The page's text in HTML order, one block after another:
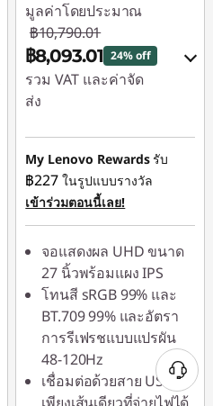
มูลค่าโดยประมาณ
฿10,790.01
฿8,093.01 24% off
รวม VAT และค่าจัด
ส่ง
ประหยัดทันที :-
฿1,079.00
หรือ
การประหยัด
-
฿2,697.00
*Savings cannot be
combined
ใช้ eCoupon :
88SALETH
My Lenovo Rewardsรับ
฿227 ในรูปแบบรางวัล
เข้าร่วมตอนนี้เลย!
จอแสดงผล UHD ขนาด
27 นิ้วพร้อมแผง IPS
โทนสี sRGB 99% และ
BT.709 99% และอัตรา
การรีเฟรชแบบแปรผัน
48-120Hz
เชื่อมต่อด้วยสาย USB-C